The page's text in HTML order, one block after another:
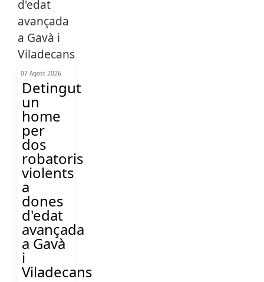
07 Agost 2026
Detingut
un
home
per
dos
robatoris
violents
a
dones
d'edat
avançada
a Gavà
i
Viladecans